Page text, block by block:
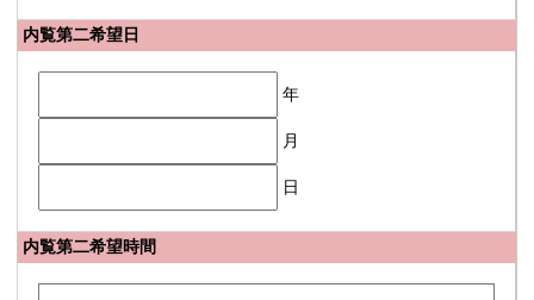
内覧第二希望日
年
月
日
内覧第二希望時間